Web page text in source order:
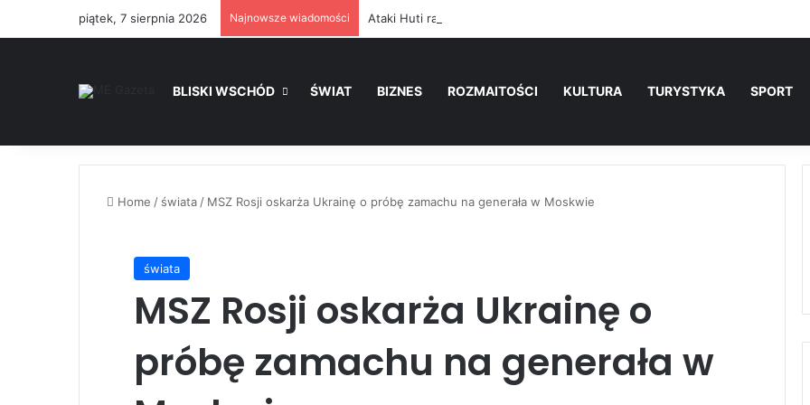
piątek, 7 sierpnia 2026 Najnowsze wiadomości Ataki Huti raniły 11 osób w Arabii Saudyjskiej po śmiertelnym uderzeniu na
BLISKI WSCHÓD ŚWIAT BIZNES ROZMAITOŚCI KULTURA TURYSTYKA SPORT
Home / świata / MSZ Rosji oskarża Ukrainę o próbę zamachu na generała w Moskwie
świata
MSZ Rosji oskarża Ukrainę o
próbę zamachu na generała w